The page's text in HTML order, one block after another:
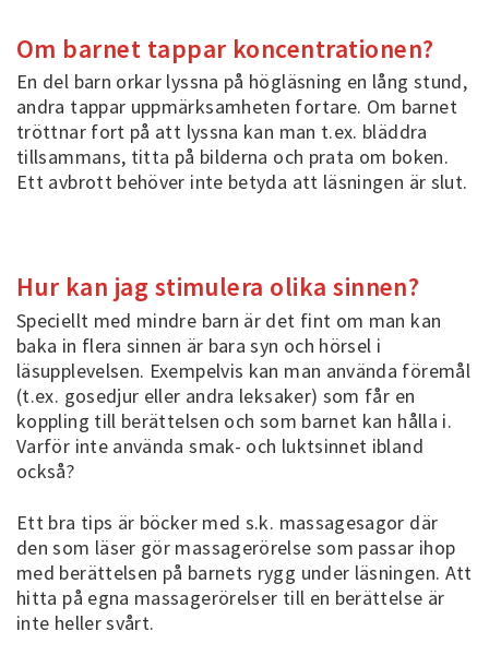
Om barnet tappar koncentrationen?
En del barn orkar lyssna på högläsning en lång stund,
andra tappar uppmärksamheten fortare. Om barnet
tröttnar fort på att lyssna kan man t.ex. bläddra
tillsammans, titta på bilderna och prata om boken.
Ett avbrott behöver inte betyda att läsningen är slut.
Hur kan jag stimulera olika sinnen?
Speciellt med mindre barn är det fint om man kan
baka in flera sinnen är bara syn och hörsel i
läsupplevelsen. Exempelvis kan man använda föremål
(t.ex. gosedjur eller andra leksaker) som får en
koppling till berättelsen och som barnet kan hålla i.
Varför inte använda smak- och luktsinnet ibland
också?
Ett bra tips är böcker med s.k. massagesagor där
den som läser gör massagerörelse som passar ihop
med berättelsen på barnets rygg under läsningen. Att
hitta på egna massagerörelser till en berättelse är
inte heller svårt.